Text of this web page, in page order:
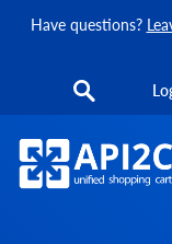
Have questions?